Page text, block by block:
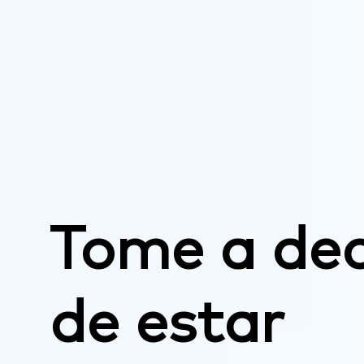
Tome a
de estar